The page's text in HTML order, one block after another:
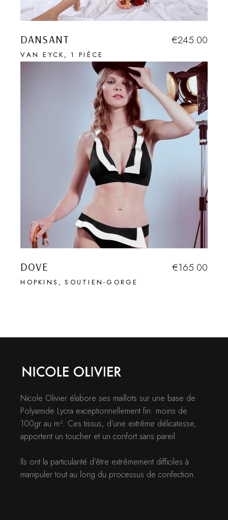
DANSANT
VAN EYCK 1 PIÈCE
€245.00
DOVE
HOPKINS SOUTIEN-GORGE
€165.00
Nicole Olivier élabore ses maillots sur une base de
Polyamide Lycra exceptionnellement fin: moins de
100gr au m². Ces tissus, d’une extrême délicatesse,
apportent un toucher et un confort sans pareil.
Ils ont la particularité d’être extrêmement difficiles à
manipuler tout au long du processus de confection.